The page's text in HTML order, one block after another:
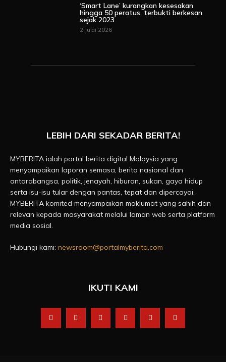
‘Smart Lane’ kurangkan kesesakan
hingga 50 peratus, terbukti berkesan
sejak 2023
2 Julai 2026
LEBIH DARI SEKADAR BERITA!
MYBERITA ialah portal berita digital Malaysia yang
menyampaikan laporan semasa, berita nasional dan
antarabangsa, politik, jenayah, hiburan, sukan, gaya hidup
serta isu-isu tular dengan pantas, tepat dan dipercayai.
MYBERITA komited menyampaikan maklumat yang sahih dan
relevan kepada masyarakat melalui laman web serta platform
media sosial.
Hubungi kami: newsroom@portalmyberita.com
IKUTI KAMI